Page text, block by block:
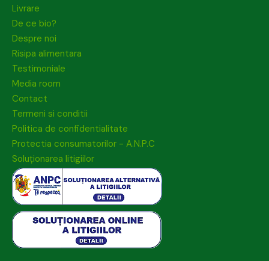
Livrare
De ce bio?
Despre noi
Risipa alimentara
Testimoniale
Media room
Contact
Termeni si conditii
Politica de confidentialitate
Protectia consumatorilor - A.N.P.C
Soluționarea litigiilor